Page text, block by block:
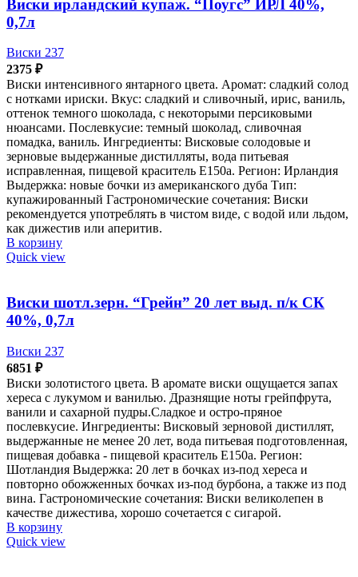
Виски ирландский купаж. “Поугс” ИРЛ 40%,
0,7л
Виски 237
2375 ₽
Виски интенсивного янтарного цвета. Аромат: сладкий солод
с нотками ириски. Вкус: сладкий и сливочный, ирис, ваниль,
оттенок темного шоколада, с некоторыми персиковыми
нюансами. Послевкусие: темный шоколад, сливочная
помадка, ваниль. Ингредиенты: Висковые солодовые и
зерновые выдержанные дистилляты, вода питьевая
исправленная, пищевой краситель Е150а. Регион: Ирландия
Выдержка: новые бочки из американского дуба Тип:
купажированный Гастрономические сочетания: Виски
рекомендуется употреблять в чистом виде, с водой или льдом,
как дижестив или аперитив.
В корзину
Quick view
Виски шотл.зерн. “Грейн” 20 лет выд. п/к СК
40%, 0,7л
Виски 237
6851 ₽
Виски золотистого цвета. В аромате виски ощущается запах
хереса с лукумом и ванилью. Дразнящие ноты грейпфрута,
ванили и сахарной пудры.Сладкое и остро-пряное
послевкусие. Ингредиенты: Висковый зерновой дистиллят,
выдержанные не менее 20 лет, вода питьевая подготовленная,
пищевая добавка - пищевой краситель Е150а. Регион:
Шотландия Выдержка: 20 лет в бочках из-под хереса и
повторно обожженных бочках из-под бурбона, а также из под
вина. Гастрономические сочетания: Виски великолепен в
качестве дижестива, хорошо сочетается с сигарой.
В корзину
Quick view